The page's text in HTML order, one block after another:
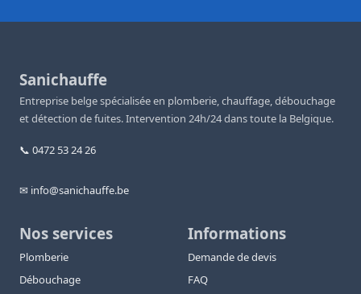
Sanichauffe
Entreprise belge spécialisée en plomberie, chauffage, débouchage
et détection de fuites. Intervention 24h/24 dans toute la Belgique.
📞 0472 53 24 26
✉ info@sanichauffe.be
Nos services
Plomberie
Débouchage
Informations
Demande de devis
FAQ